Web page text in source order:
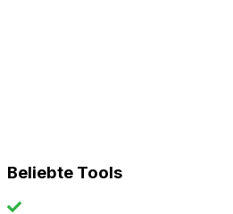
Beliebte Tools